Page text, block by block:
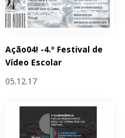
Ação04! -4.º Festival de
Vídeo Escolar
05.12.17